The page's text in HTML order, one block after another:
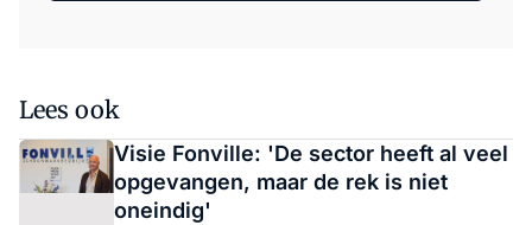
Lees ook
Visie Fonville: 'De sector heeft al veel
opgevangen, maar de rek is niet
oneindig'